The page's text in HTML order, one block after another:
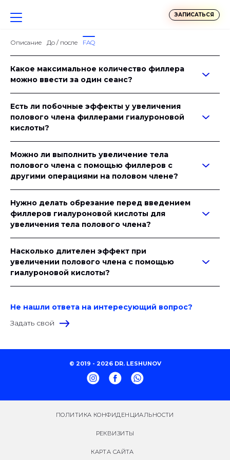
ЗАПИСАТЬСЯ
Описание До / после FAQ
Какое максимальное количество филлера
можно ввести за один сеанс?
Есть ли побочные эффекты у увеличения
полового члена филлерами гиалуроновой
кислоты?
Можно ли выполнить увеличение тела
полового члена с помощью филлеров с
другими операциями на половом члене?
Нужно делать обрезание перед введением
филлеров гиалуроновой кислоты для
увеличения тела полового члена?
Насколько длителен эффект при
увеличении полового члена с помощью
гиалуроновой кислоты?
Не нашли ответа на интересующий вопрос?
Задать свой
© 2019 - 2026 DR. LESHUNOV
ПОЛИТИКА КОНФИДЕНЦИАЛЬНОСТИ
РЕКВИЗИТЫ
КАРТА САЙТА